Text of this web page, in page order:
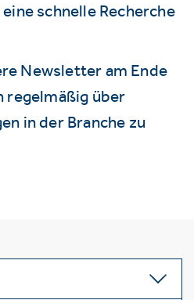
schnelle Recherche
Newsletter am Ende
regelmäßig über
in der Branche zu